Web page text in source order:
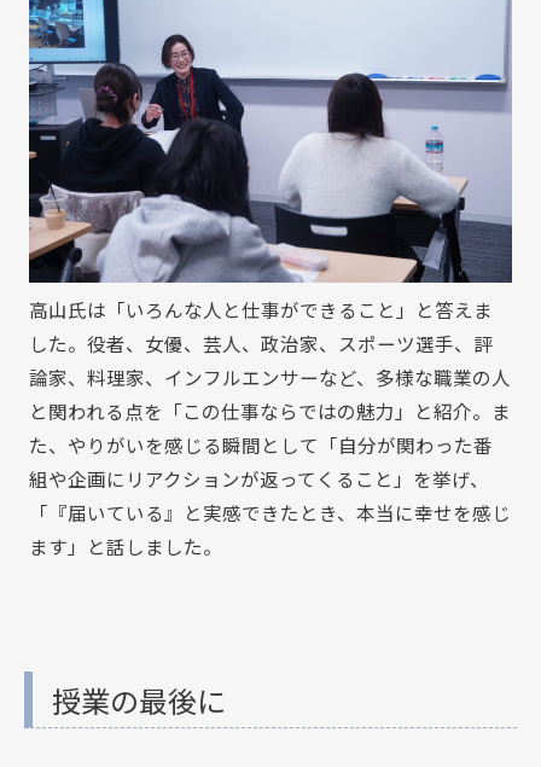
高山氏は「いろんな人と仕事ができること」と答えま
した。役者、女優、芸人、政治家、スポーツ選手、評
論家、料理家、インフルエンサーなど、多様な職業の人
と関われる点を「この仕事ならではの魅力」と紹介。ま
た、やりがいを感じる瞬間として「自分が関わった番
組や企画にリアクションが返ってくること」を挙げ、
「『届いている』と実感できたとき、本当に幸せを感じ
ます」と話しました。
授業の最後に